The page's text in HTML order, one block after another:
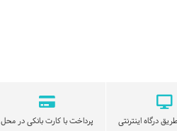
درگاه اینترنتی
پرداخت با کارت بانکی در محل